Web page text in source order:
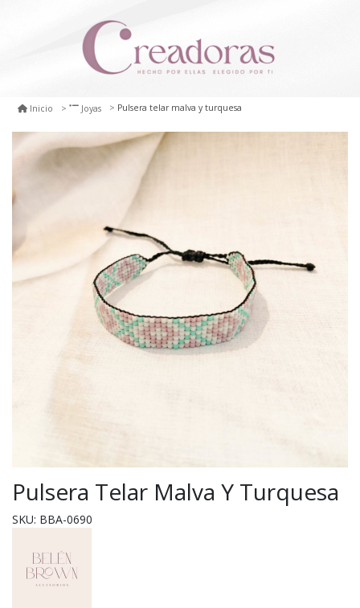
Inicio Joyas Pulsera telar malva y turquesa
Pulsera Telar Malva Y Turquesa
SKU: BBA-0690